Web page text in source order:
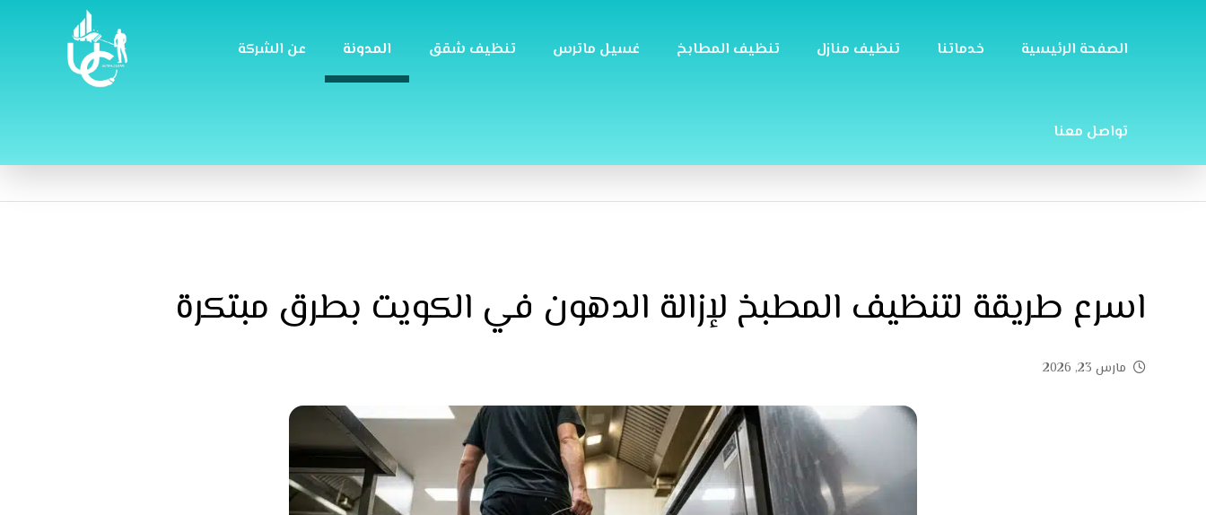
الصفحة الرئيسية خدماتنا تنظيف منازل تنظيف المطابخ غسيل ماترس تنظيف شقق المدونة عن الشركة
تواصل معنا
اسرع طريقة لتنظيف المطبخ لإزالة الدهون في الكويت بطرق مبتكرة
مارس 23, 2026